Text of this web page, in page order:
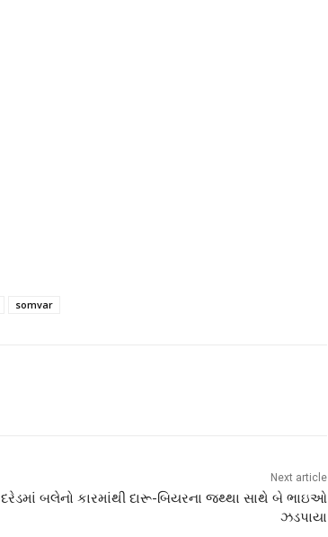
somvar
Next article
દરેડમાં બલેનો કારમાંથી દારૂ-બિયરના જથ્થા સાથે બે ભાઇઓ
ઝડપાયા